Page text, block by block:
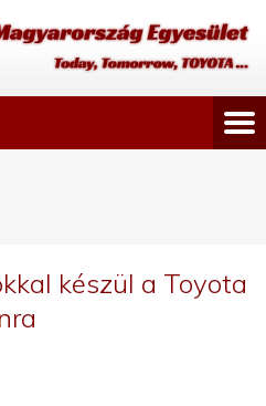
készül a Toyota